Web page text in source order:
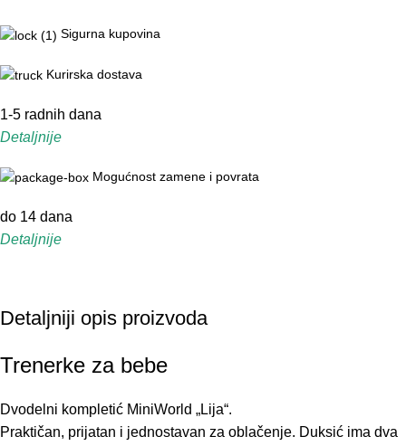
Sigurna kupovina
Kurirska dostava
1-5 radnih dana
Detaljnije
Mogućnost zamene i povrata
do 14 dana
Detaljnije
Detaljniji opis proizvoda
Trenerke za bebe
Dvodelni kompletić MiniWorld „Lija“.
Praktičan, prijatan i jednostavan za oblačenje. Duksić ima dva